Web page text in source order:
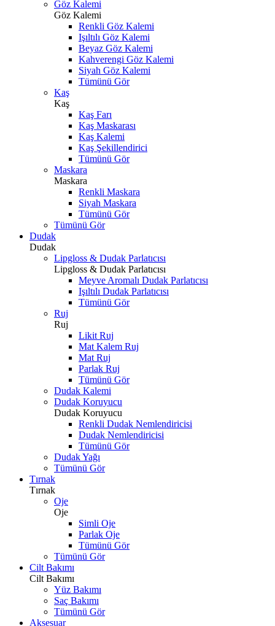
Göz Kalemi
Göz Kalemi
Renkli Göz Kalemi
Işıltılı Göz Kalemi
Beyaz Göz Kalemi
Kahverengi Göz Kalemi
Siyah Göz Kalemi
Tümünü Gör
Kaş
Kaş
Kaş Farı
Kaş Maskarası
Kaş Kalemi
Kaş Şekillendirici
Tümünü Gör
Maskara
Maskara
Renkli Maskara
Siyah Maskara
Tümünü Gör
Tümünü Gör
Dudak
Dudak
Lipgloss & Dudak Parlatıcısı
Lipgloss & Dudak Parlatıcısı
Meyve Aromalı Dudak Parlatıcısı
Işıltılı Dudak Parlatıcısı
Tümünü Gör
Ruj
Ruj
Likit Ruj
Mat Kalem Ruj
Mat Ruj
Parlak Ruj
Tümünü Gör
Dudak Kalemi
Dudak Koruyucu
Dudak Koruyucu
Renkli Dudak Nemlendiricisi
Dudak Nemlendiricisi
Tümünü Gör
Dudak Yağı
Tümünü Gör
Tırnak
Tırnak
Oje
Oje
Simli Oje
Parlak Oje
Tümünü Gör
Tümünü Gör
Cilt Bakımı
Cilt Bakımı
Yüz Bakımı
Saç Bakımı
Tümünü Gör
Aksesuar